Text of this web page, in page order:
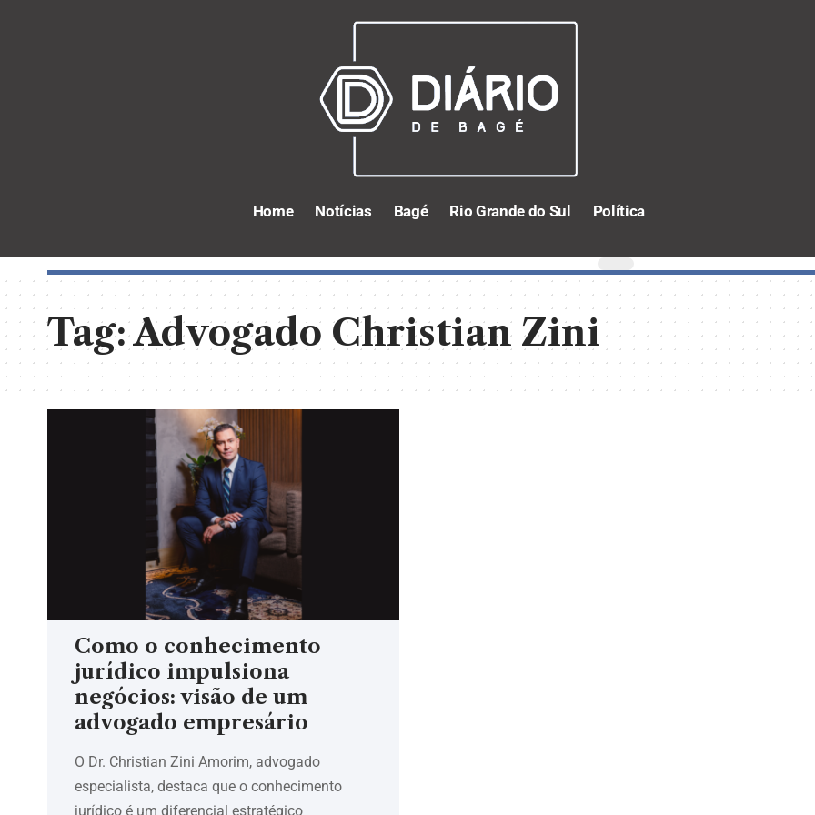
Home Notícias Bagé Rio Grande do Sul Política
Tag:Advogado Christian Zini
Como o conhecimento
jurídico impulsiona
negócios: visão de um
advogado empresário
O Dr. Christian Zini Amorim, advogado
especialista, destaca que o conhecimento
jurídico é um diferencial estratégico